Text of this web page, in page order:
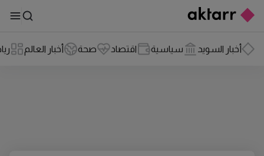
أخبار السويد سياسية اقتصاد صحة أخبار العالم